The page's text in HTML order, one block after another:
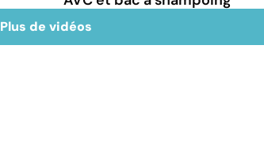
Plus de vidéos